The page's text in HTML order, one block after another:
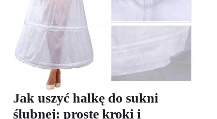
Jak uszyć halkę do sukni
ślubnej: proste kroki i